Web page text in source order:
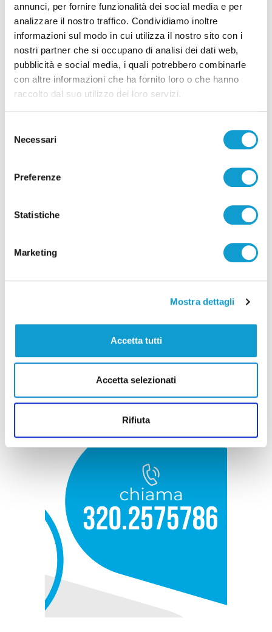
annunci, per fornire funzionalità dei social media e per
analizzare il nostro traffico. Condividiamo inoltre
informazioni sul modo in cui utilizza il nostro sito con i
nostri partner che si occupano di analisi dei dati web,
pubblicità e social media, i quali potrebbero combinarle
con altre informazioni che ha fornito loro o che hanno
raccolto dal suo utilizzo dei loro servizi.
delNecessari
Preferenze
Statistiche
Marketing
Mostra dettagli
Accetta tutti
Accetta selezionati
Rifiuta
Pubblicità